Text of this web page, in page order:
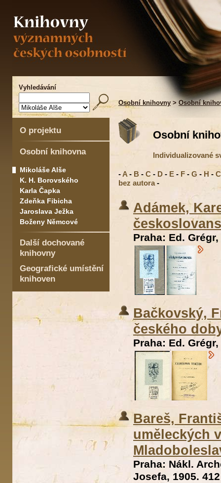
Vyhledávání
Osobní knihovny > Osobní
O projektu
Osobní knihovna
Mikoláše Alše
K. H. Borovského
Karla Čapka
Zdeňka Fibicha
Jaroslava Ježka
Boženy Němcové
Další dochované
knihovny
Geografické umístění
knihoven
Osobní
Individualizované
-A - B - C - D - E - F - G - H -
bez autora -
Adámek,
Praha: Ed.
Bačkovský,
českého
Praha: Ed.
Bareš,
uměleckých
Praha: Nákl.
Josefa, 1905.